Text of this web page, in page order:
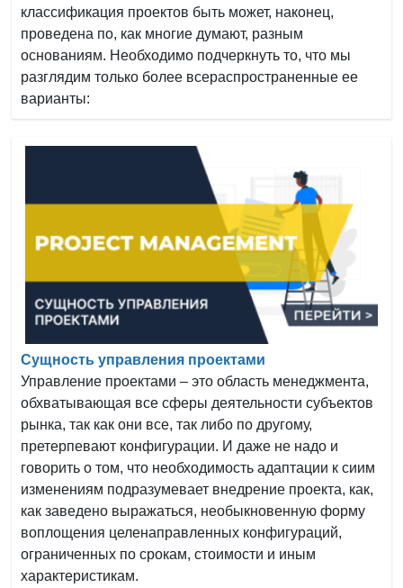
классификация проектов быть может, наконец,
проведена по, как многие думают, разным
основаниям. Необходимо подчеркнуть то, что мы
разглядим только более всераспространенные ее
варианты:
Сущность управления проектами
Управление проектами – это область менеджмента,
обхватывающая все сферы деятельности субъектов
рынка, так как они все, так либо по другому,
претерпевают конфигурации. И даже не надо и
говорить о том, что необходимость адаптации к сиим
изменениям подразумевает внедрение проекта, как,
как заведено выражаться, необыкновенную форму
воплощения целенаправленных конфигураций,
ограниченных по срокам, стоимости и иным
характеристикам.